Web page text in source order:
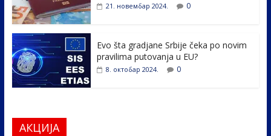
21. новембар 2024. 0
Evo šta gradjane Srbije čeka po novim
pravilima putovanja u EU?
8. октобар 2024. 0
АКЦИЈА